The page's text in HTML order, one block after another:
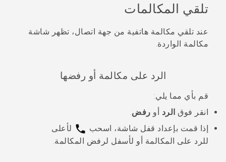
VIVERSE
البرامج + التطبيقات
الدعم
تلقي المكالمات
عند تلقي مكالمة هاتفية من جهة اتصال، تظهر شاشة
مكالمة الواردة.
الرد على مكالمة أو رفضها
قم بأي مما يلي:
انقر فوق الرد أو رفض
إذا قمت بإعداد قفل شاشة، اسحب
لأعلى
للرد على المكالمة أو لأسفل لرفض المكالمة.